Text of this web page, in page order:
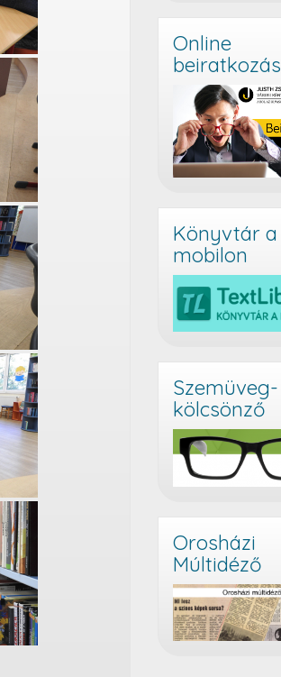
Online
beiratkozás
Könyvtár a
mobilon
Szemüveg-
kölcsönző
Orosházi
Múltidéző